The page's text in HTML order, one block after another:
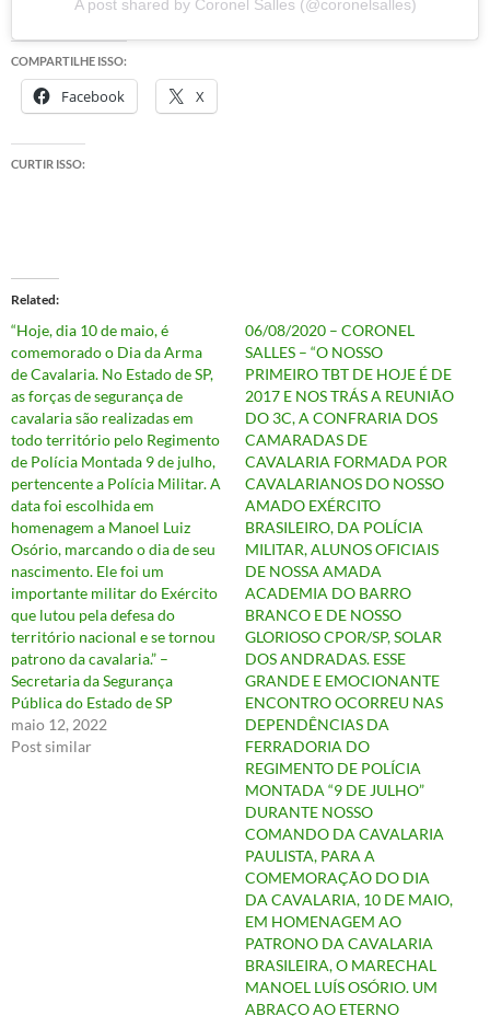
A post shared by Coronel Salles (@coronelsalles)
COMPARTILHE ISSO:
Facebook X
CURTIR ISSO:
Related
“Hoje, dia 10 de maio, é
comemorado o Dia da Arma
de Cavalaria. No Estado de SP,
as forças de segurança de
cavalaria são realizadas em
todo território pelo Regimento
de Polícia Montada 9 de julho,
pertencente a Polícia Militar. A
data foi escolhida em
homenagem a Manoel Luiz
Osório, marcando o dia de seu
nascimento. Ele foi um
importante militar do Exército
que lutou pela defesa do
território nacional e se tornou
patrono da cavalaria.” –
Secretaria da Segurança
Pública do Estado de SP
maio 12, 2022
Post similar
06/08/2020 – CORONEL
SALLES – “O NOSSO
PRIMEIRO TBT DE HOJE É DE
2017 E NOS TRÁS A REUNIÃO
DO 3C, A CONFRARIA DOS
CAMARADAS DE
CAVALARIA FORMADA POR
CAVALARIANOS DO NOSSO
AMADO EXÉRCITO
BRASILEIRO, DA POLÍCIA
MILITAR, ALUNOS OFICIAIS
DE NOSSA AMADA
ACADEMIA DO BARRO
BRANCO E DE NOSSO
GLORIOSO CPOR/SP, SOLAR
DOS ANDRADAS. ESSE
GRANDE E EMOCIONANTE
ENCONTRO OCORREU NAS
DEPENDÊNCIAS DA
FERRADORIA DO
REGIMENTO DE POLÍCIA
MONTADA “9 DE JULHO”
DURANTE NOSSO
COMANDO DA CAVALARIA
PAULISTA, PARA A
COMEMORAÇÃO DO DIA
DA CAVALARIA, 10 DE MAIO,
EM HOMENAGEM AO
PATRONO DA CAVALARIA
BRASILEIRA, O MARECHAL
MANOEL LUÍS OSÓRIO. UM
ABRAÇO AO ETERNO